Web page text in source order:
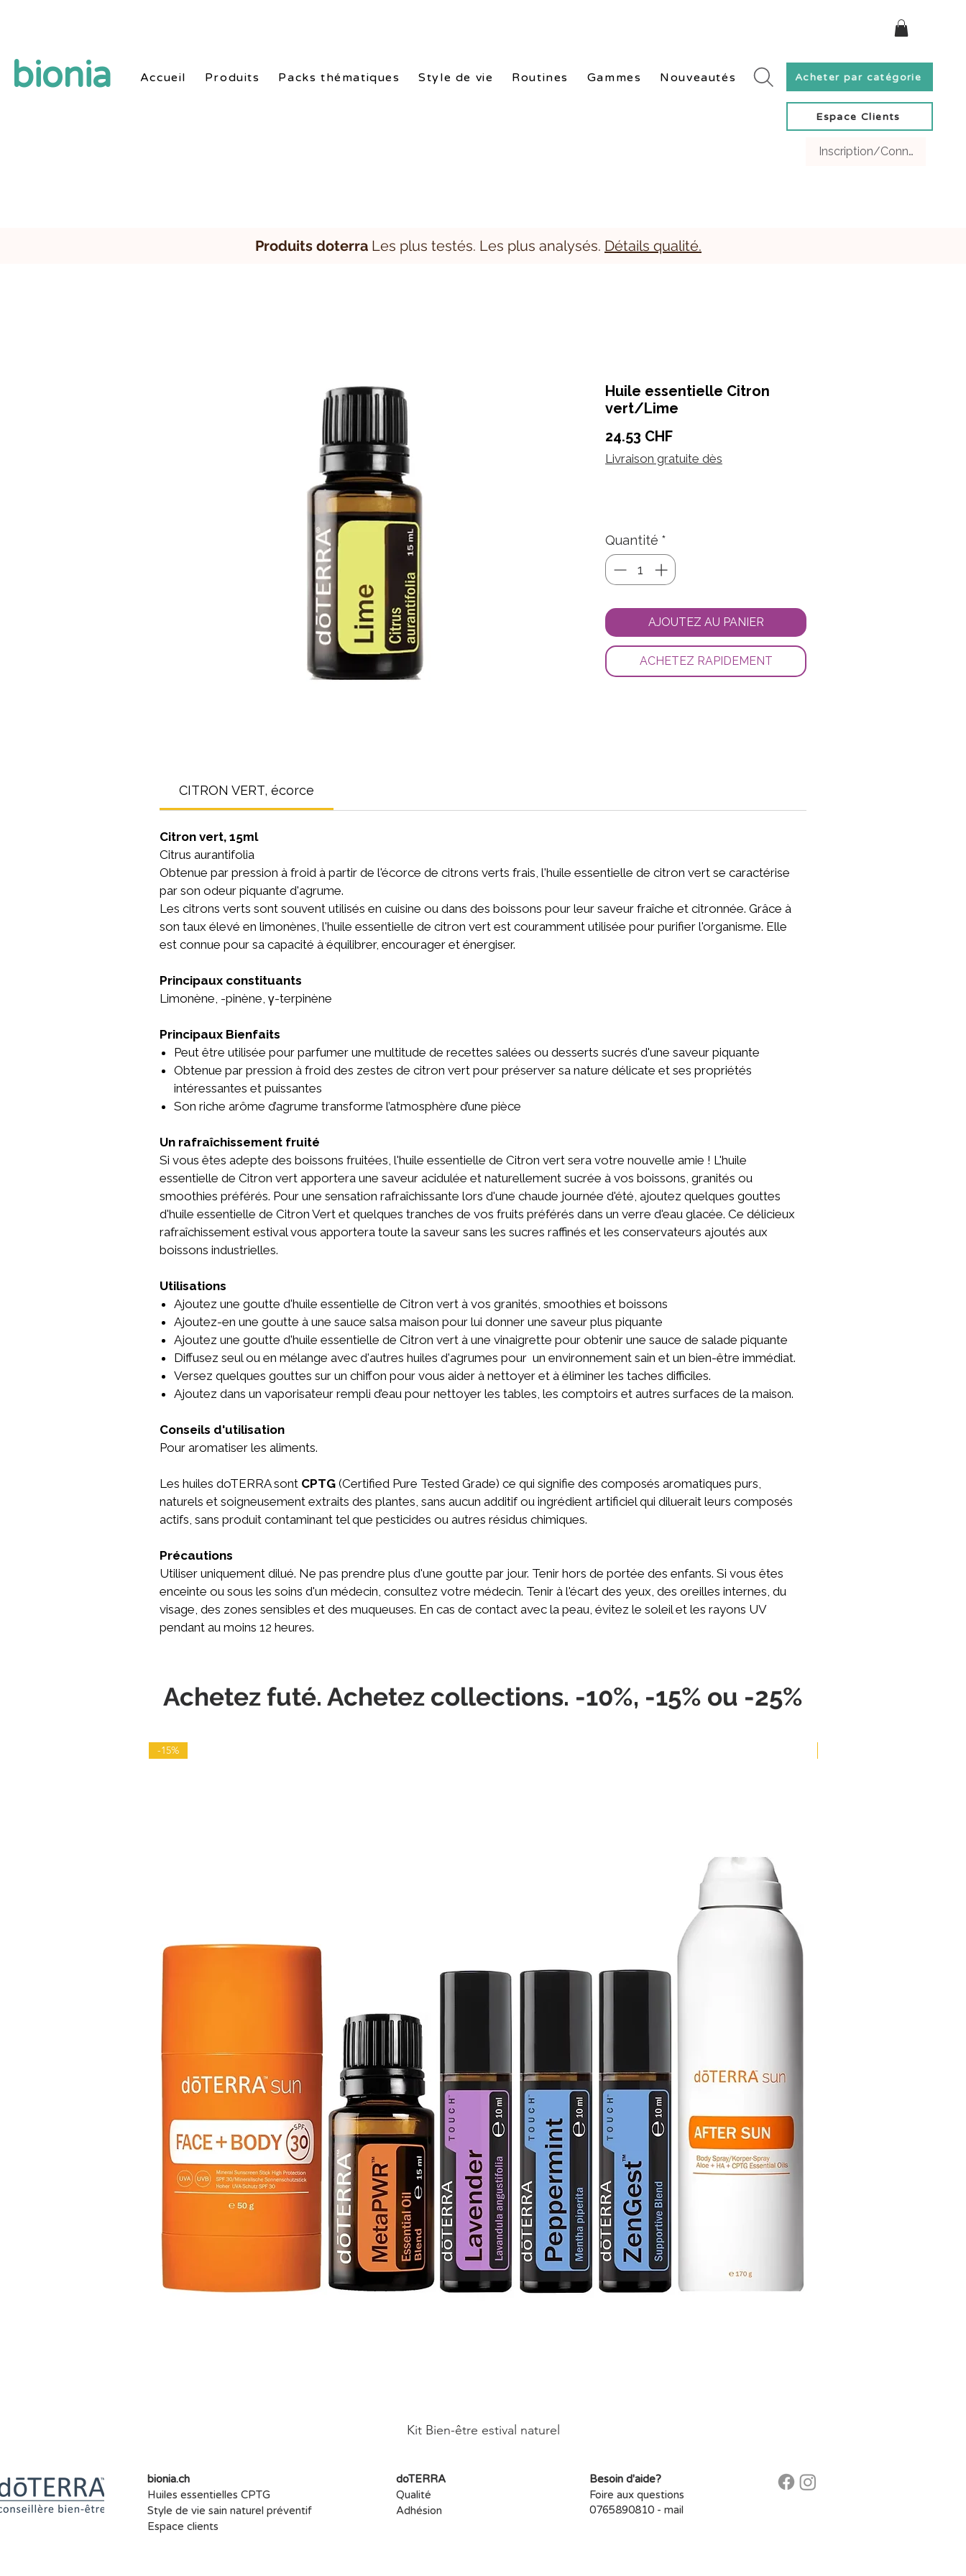
bionia Accueil Produits Packs thématiques Style de vie Routines Gammes Nouveautés Acheter par catégorie
Espace Clients
Inscription/Connexion
Produits doterra Les plus testés. Les plus analysés. Détails qualité.
Huile essentielle Citron
vert/Lime
24.53 CHFPrix
Livraison gratuite dès
Quantité *
AJOUTEZ AU PANIER
ACHETEZ RAPIDEMENT
CITRON VERT, écorce
Citron vert, 15ml
Citrus aurantifolia
Obtenue par pression à froid à partir de l'écorce de citrons verts frais, l'huile essentielle de citron vert se caractérise
par son odeur piquante d'agrume.
Les citrons verts sont souvent utilisés en cuisine ou dans des boissons pour leur saveur fraîche et citronnée. Grâce à
son taux élevé en limonènes, l'huile essentielle de citron vert est couramment utilisée pour purifier l'organisme. Elle
est connue pour sa capacité à équilibrer, encourager et énergiser.
Principaux constituants
Limonène, -pinène, γ-terpinène
Principaux Bienfaits
Peut être utilisée pour parfumer une multitude de recettes salées ou desserts sucrés d'une saveur piquante
Obtenue par pression à froid des zestes de citron vert pour préserver sa nature délicate et ses propriétés
intéressantes et puissantes
Son riche arôme d’agrume transforme l’atmosphère d’une pièce
Un rafraîchissement fruité
Si vous êtes adepte des boissons fruitées, l'huile essentielle de Citron vert sera votre nouvelle amie ! L'huile
essentielle de Citron vert apportera une saveur acidulée et naturellement sucrée à vos boissons, granités ou
smoothies préférés. Pour une sensation rafraîchissante lors d'une chaude journée d'été, ajoutez quelques gouttes
d'huile essentielle de Citron Vert et quelques tranches de vos fruits préférés dans un verre d'eau glacée. Ce délicieux
rafraîchissement estival vous apportera toute la saveur sans les sucres raffinés et les conservateurs ajoutés aux
boissons industrielles.
Utilisations
Ajoutez une goutte d'huile essentielle de Citron vert à vos granités, smoothies et boissons
Ajoutez-en une goutte à une sauce salsa maison pour lui donner une saveur plus piquante
Ajoutez une goutte d'huile essentielle de Citron vert à une vinaigrette pour obtenir une sauce de salade piquante
Diffusez seul ou en mélange avec d'autres huiles d'agrumes pour un environnement sain et un bien-être immédiat.
Versez quelques gouttes sur un chiffon pour vous aider à nettoyer et à éliminer les taches difficiles.
Ajoutez dans un vaporisateur rempli d’eau pour nettoyer les tables, les comptoirs et autres surfaces de la maison.
Conseils d'utilisation
Pour aromatiser les aliments.
Les huiles doTERRA sont CPTG (Certified Pure Tested Grade) ce qui signifie des composés aromatiques purs,
naturels et soigneusement extraits des plantes, sans aucun additif ou ingrédient artificiel qui diluerait leurs composés
actifs, sans produit contaminant tel que pesticides ou autres résidus chimiques.
Précautions
Utiliser uniquement dilué. Ne pas prendre plus d'une goutte par jour. Tenir hors de portée des enfants. Si vous êtes
enceinte ou sous les soins d'un médecin, consultez votre médecin. Tenir à l'écart des yeux, des oreilles internes, du
visage, des zones sensibles et des muqueuses. En cas de contact avec la peau, évitez le soleil et les rayons UV
pendant au moins 12 heures.
Achetez futé. Achetez collections. -10%, -15% ou -25%
-15%
Kit Bien-être estival naturel
bionia.ch
Huiles essentielles CPTG
Style de vie sain naturel préventif
Espace clients
doTERRA
Qualité
Adhésion
Besoin d'aide?
Foire aux questions
0765890810​ - mail